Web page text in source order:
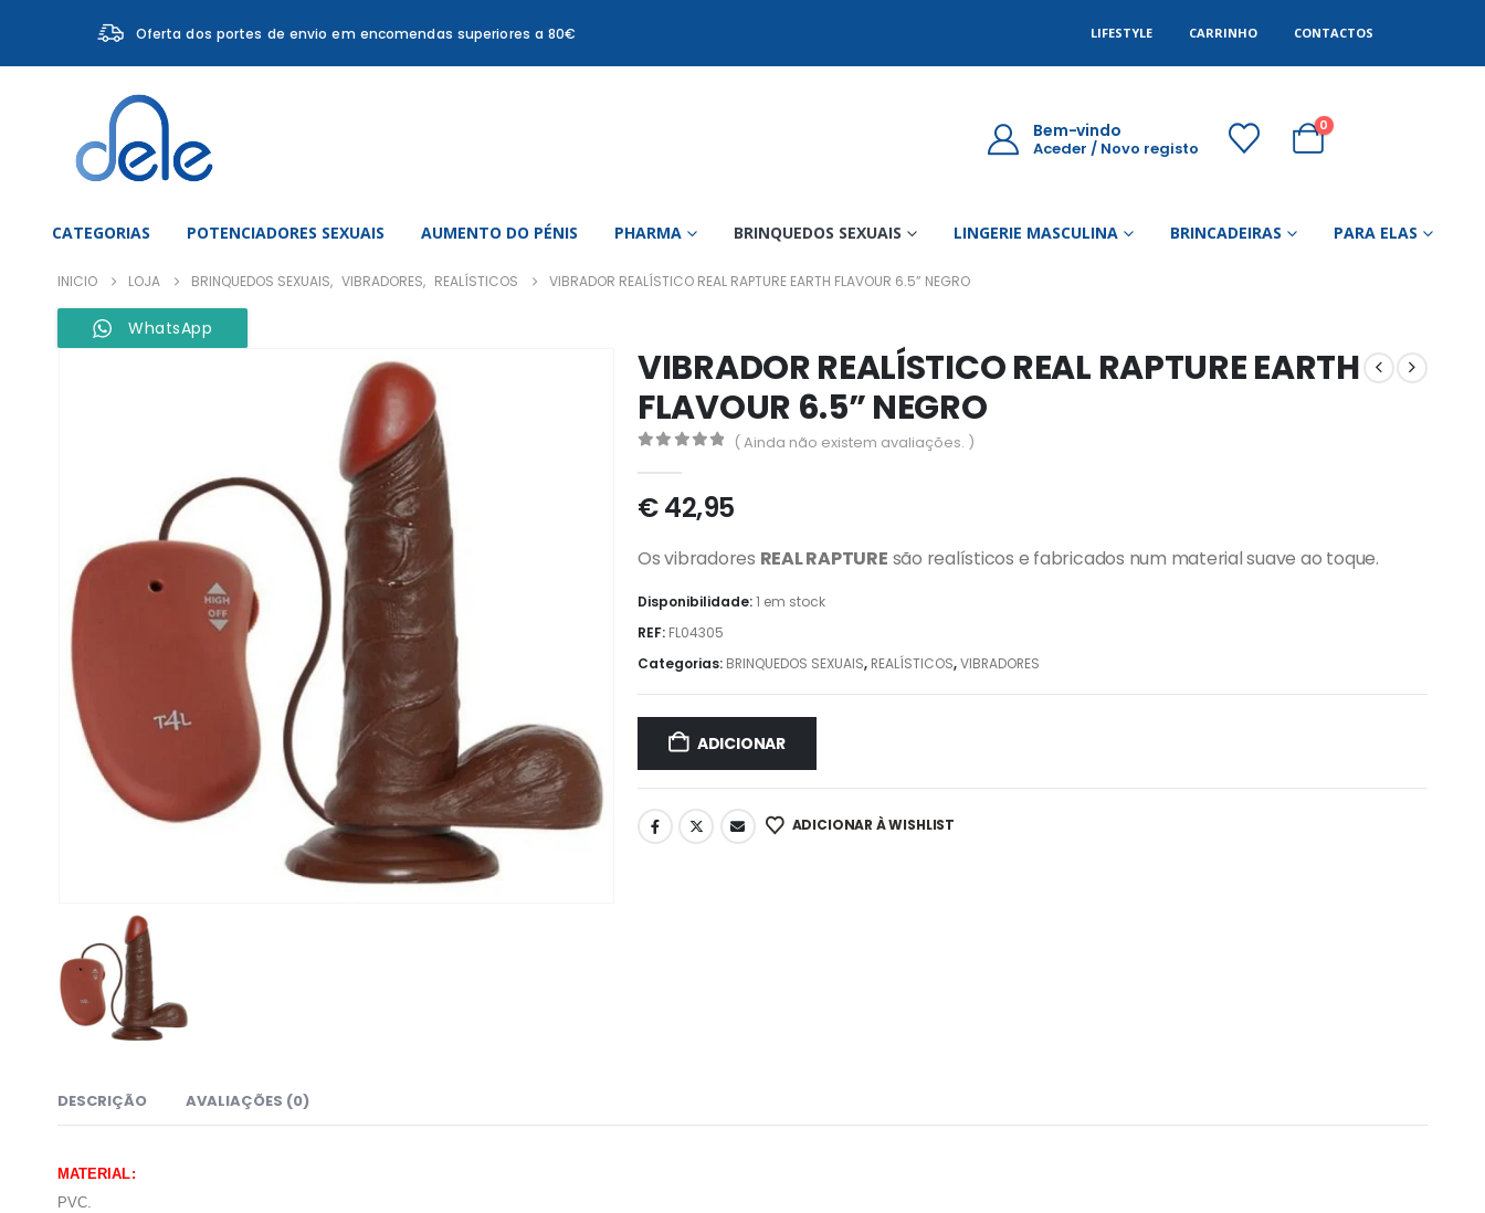
Oferta dos portes de envio em encomendas superiores a 80€ LIFESTYLE CARRINHO CONTACTOS
Bem-vindo
Aceder / Novo registo
0
CATEGORIAS POTENCIADORES SEXUAIS AUMENTO DO PÉNIS PHARMA BRINQUEDOS SEXUAIS LINGERIE MASCULINA BRINCADEIRAS PARA ELAS
INICIO LOJA BRINQUEDOS SEXUAIS, VIBRADORES, REALÍSTICOS VIBRADOR REALÍSTICO REAL RAPTURE EARTH FLAVOUR 6.5” NEGRO
WhatsApp
VIBRADOR REALÍSTICO REAL RAPTURE EARTH
FLAVOUR 6.5” NEGRO
( Ainda não existem avaliações. )
€42,95
Os vibradores REAL RAPTURE são realísticos e fabricados num material suave ao toque.
Disponibilidade:1 em stock
REF: FL04305
Categorias: BRINQUEDOS SEXUAIS, REALÍSTICOS,VIBRADORES
ADICIONAR
ADICIONAR À WISHLIST
DESCRIÇÃO AVALIAÇÕES (0)
MATERIAL:
PVC.